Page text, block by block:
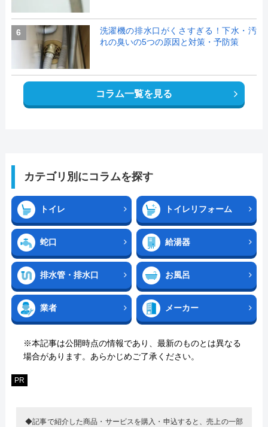
6
洗濯機の排水口がくさすぎる！下水・汚
れの臭いの5つの原因と対策・予防策
コラム一覧を見る
カテゴリ別にコラムを探す
トイレ トイレリフォーム
蛇口 給湯器
排水管・排水口 お風呂
業者 メーカー
※本記事は公開時点の情報であり、最新のものとは異なる
場合があります。あらかじめご了承ください。
PR
◆記事で紹介した商品・サービスを購入・申込すると、売上の一部